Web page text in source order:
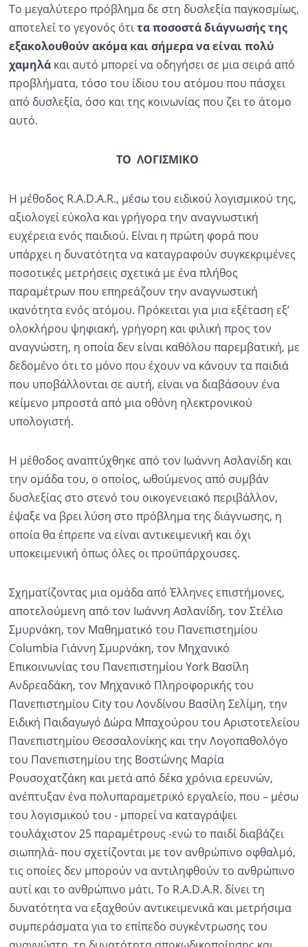
Το μεγαλύτερο πρόβλημα δε στη δυσλεξία παγκοσμίως,
αποτελεί το γεγονός ότιτα ποσοστά διάγνωσής της
εξακολουθούν ακόμα και σήμερα να είναι πολύ
χαμηλά και αυτό μπορεί να οδηγήσει σε μια σειρά από
προβλήματα, τόσο του ίδιου του ατόμου που πάσχει
από δυσλεξία, όσο και της κοινωνίας που ζει το άτομο
αυτό.
ΤΟ ΛΟΓΙΣΜΙΚΟ
H μέθοδος R.A.D.A.R., μέσω του ειδικού λογισμικού της,
αξιολογεί εύκολα και γρήγορα την αναγνωστική
ευχέρεια ενός παιδιού. Είναι η πρώτη φορά που
υπάρχει η δυνατότητα να καταγραφούν συγκεκριμένες
ποσοτικές μετρήσεις σχετικά με ένα πλήθος
παραμέτρων που επηρεάζουν την αναγνωστική
ικανότητα ενός ατόμου. Πρόκειται για μια εξέταση εξ’
ολοκλήρου ψηφιακή, γρήγορη και φιλική προς τον
αναγνώστη, η οποία δεν είναι καθόλου παρεμβατική, με
δεδομένο ότι το μόνο που έχουν να κάνουν τα παιδιά
που υποβάλλονται σε αυτή, είναι να διαβάσουν ένα
κείμενο μπροστά από μια οθόνη ηλεκτρονικού
υπολογιστή.
Η μέθοδος αναπτύχθηκε από τον Ιωάννη Ασλανίδη και
την ομάδα του, ο οποίος, ωθούμενος από συμβάν
δυσλεξίας στο στενό του οικογενειακό περιβάλλον,
έψαξε να βρει λύση στο πρόβλημα της διάγνωσης, η
οποία θα έπρεπε να είναι αντικειμενική και όχι
υποκειμενική όπως όλες οι προϋπάρχουσες.
Σχηματίζοντας μια ομάδα από Έλληνες επιστήμονες,
αποτελούμενη από τον Ιωάννη Ασλανίδη, τον Στέλιο
Σμυρνάκη, τον Μαθηματικό του Πανεπιστημίου
Columbia Γιάννη Σμυρνάκη, τον Μηχανικό
Επικοινωνίας του Πανεπιστημίου York Βασίλη
Ανδρεαδάκη, τον Μηχανικό Πληροφορικής του
Πανεπιστημίου City του Λονδίνου Βασίλη Σελίμη, την
Ειδική Παιδαγωγό Δώρα Μπαχούρου του Αριστοτελείου
Πανεπιστημίου Θεσσαλονίκης και την Λογοπαθολόγο
του Πανεπιστημίου της Βοστώνης Μαρία
Ρουσοχατζάκη και μετά από δέκα χρόνια ερευνών,
ανέπτυξαν ένα πολυπαραμετρικό εργαλείο, που – μέσω
του λογισμικού του - μπορεί να καταγράψει
τουλάχιστον 25 παραμέτρους -ενώ το παιδί διαβάζει
σιωπηλά- που σχετίζονται με τον ανθρώπινο οφθαλμό,
τις οποίες δεν μπορούν να αντιληφθούν το ανθρώπινο
αυτί και το ανθρώπινο μάτι. Το R.A.D.A.R. δίνει τη
δυνατότητα να εξαχθούν αντικειμενικά και μετρήσιμα
συμπεράσματα για το επίπεδο συγκέντρωσης του